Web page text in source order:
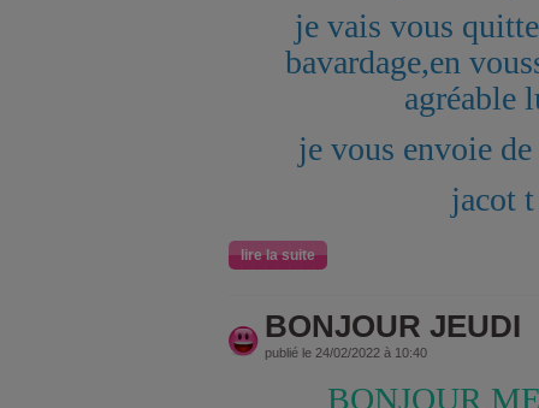
je vais vous
bavardage,en
agréable
je vous envoie
jacot t
lire la suite
BONJOUR JEUDI
publié le 24/02/2022 à 10:40
BONJOUR